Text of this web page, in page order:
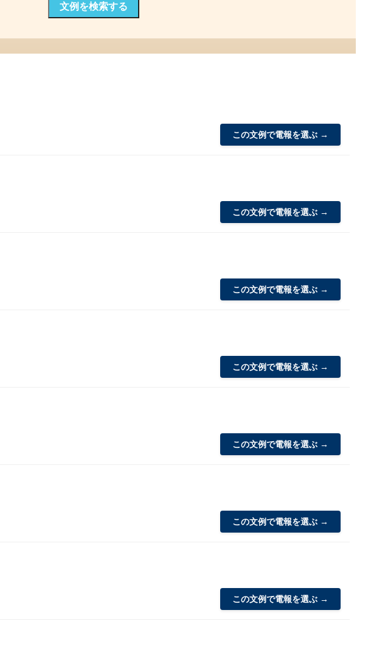
文例を検索する
この文例で電報を選ぶ →
この文例で電報を選ぶ →
この文例で電報を選ぶ →
この文例で電報を選ぶ →
この文例で電報を選ぶ →
この文例で電報を選ぶ →
この文例で電報を選ぶ →